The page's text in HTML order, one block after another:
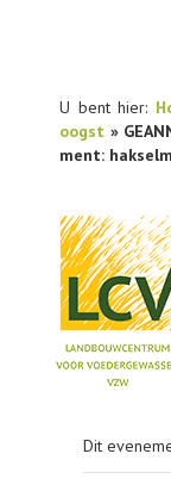
U bent hier:
oogst »
ment:
Dit